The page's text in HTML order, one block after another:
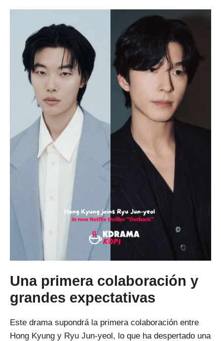
Una primera colaboración y
grandes expectativas
Este drama supondrá la primera colaboración entre
Hong Kyung y Ryu Jun-yeol, lo que ha despertado una